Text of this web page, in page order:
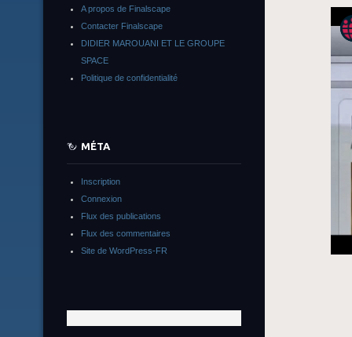
A propos de Finalscape
Contacter Finalscape
DIDIER MAROUANI ET LE GROUPE
SPACE
Politique de confidentialité
MÉTA
Inscription
Connexion
Flux des publications
Flux des commentaires
Site de WordPress-FR